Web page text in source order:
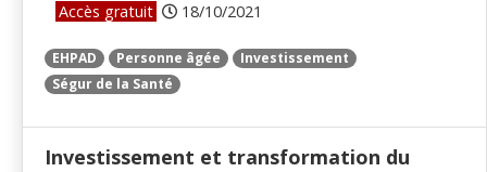
Accès gratuit 18/10/2021
EHPAD Personne âgée
Investissement
Ségur de la Santé
Investissement et transformation du